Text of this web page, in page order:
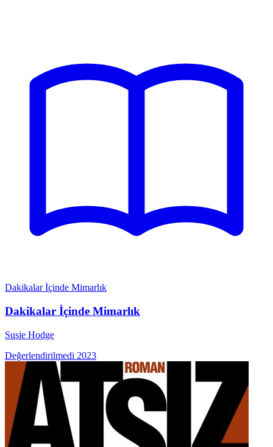
Dakikalar İçinde Mimarlık
Dakikalar İçinde Mimarlık
Susie Hodge
Değerlendirilmedi 2023